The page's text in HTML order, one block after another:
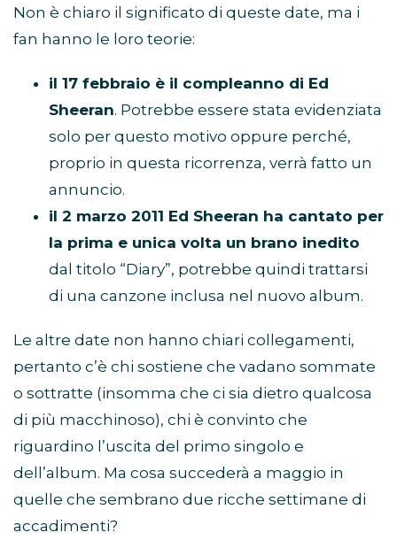
Non è chiaro il significato di queste date, ma i
fan hanno le loro teorie:
il 17 febbraio è il compleanno di Ed
Sheeran. Potrebbe essere stata evidenziata
solo per questo motivo oppure perché,
proprio in questa ricorrenza, verrà fatto un
annuncio.
il 2 marzo 2011 Ed Sheeran ha cantato per
la prima e unica volta un brano inedito
dal titolo “Diary”, potrebbe quindi trattarsi
di una canzone inclusa nel nuovo album.
Le altre date non hanno chiari collegamenti,
pertanto c’è chi sostiene che vadano sommate
o sottratte (insomma che ci sia dietro qualcosa
di più macchinoso), chi è convinto che
riguardino l’uscita del primo singolo e
dell’album. Ma cosa succederà a maggio in
quelle che sembrano due ricche settimane di
accadimenti?